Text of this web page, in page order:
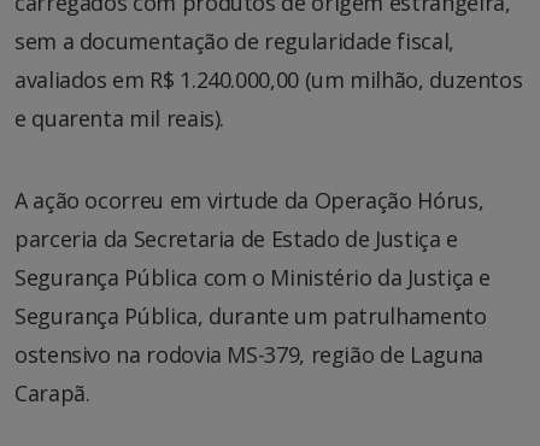
sem a documentação de regularidade fiscal,
avaliados em R$ 1.240.000,00 (um milhão, duzentos
e quarenta mil reais).
A ação ocorreu em virtude da Operação Hórus,
parceria da Secretaria de Estado de Justiça e
Segurança Pública com o Ministério da Justiça e
Segurança Pública, durante um patrulhamento
ostensivo na rodovia MS-379, região de Laguna
Carapã.